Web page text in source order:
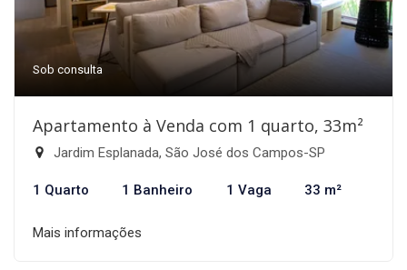
Sob consulta
Apartamento à Venda com 1 quarto, 33m²
Jardim Esplanada, São José dos Campos-SP
1 Quarto 1 Banheiro 1 Vaga 33 m²
Mais informações